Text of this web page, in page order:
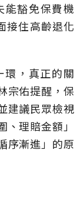
能豁免保費機
接住高齡退化
，真正的關
宗佑提醒，保
建議民眾檢視
理賠金額」
序漸進」的原